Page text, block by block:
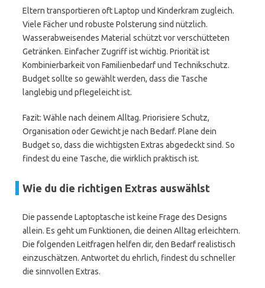
Eltern transportieren oft Laptop und Kinderkram zugleich.
Viele Fächer und robuste Polsterung sind nützlich.
Wasserabweisendes Material schützt vor verschütteten
Getränken. Einfacher Zugriff ist wichtig. Priorität ist
Kombinierbarkeit von Familienbedarf und Technikschutz.
Budget sollte so gewählt werden, dass die Tasche
langlebig und pflegeleicht ist.
Fazit: Wähle nach deinem Alltag. Priorisiere Schutz,
Organisation oder Gewicht je nach Bedarf. Plane dein
Budget so, dass die wichtigsten Extras abgedeckt sind. So
findest du eine Tasche, die wirklich praktisch ist.
Wie du die richtigen Extras auswählst
Die passende Laptoptasche ist keine Frage des Designs
allein. Es geht um Funktionen, die deinen Alltag erleichtern.
Die folgenden Leitfragen helfen dir, den Bedarf realistisch
einzuschätzen. Antwortet du ehrlich, findest du schneller
die sinnvollen Extras.